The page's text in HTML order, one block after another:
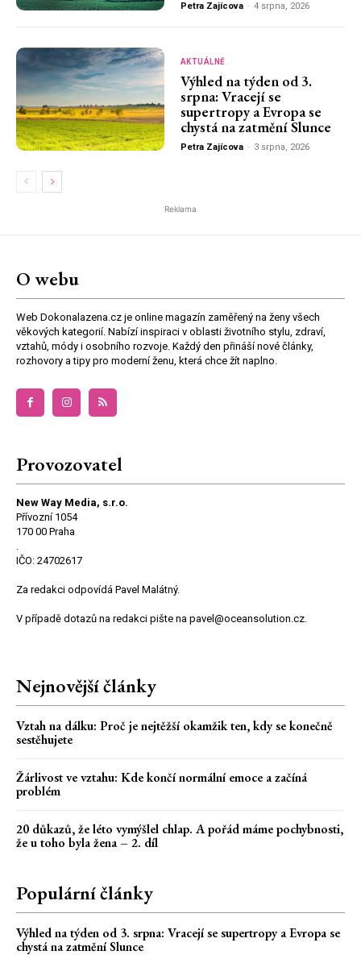
Petra Zajícova - 4 srpna, 2026
AKTUÁLNĚ
Výhled na týden od 3.
srpna: Vracejí se
supertropy a Evropa se
chystá na zatmění Slunce
Petra Zajícova - 3 srpna, 2026
Reklama
O webu
Web Dokonalazena.cz je online magazín zaměřený na ženy všech
věkových kategorií. Nabízí inspiraci v oblasti životního stylu, zdraví,
vztahů, módy i osobního rozvoje. Každý den přináší nové články,
rozhovory a tipy pro moderní ženu, která chce žít naplno.
Provozovatel
New Way Media, s.r.o.
Přívozní 1054
170 00 Praha
.
IČO: 24702617
Za redakci odpovídá Pavel Malátný.
V případě dotazů na redakci pište na pavel@oceansolution.cz.
Nejnovější články
Vztah na dálku: Proč je nejtěžší okamžik ten, kdy se konečně
sestěhujete
Žárlivost ve vztahu: Kde končí normální emoce a začíná
problém
20 důkazů, že léto vymýšlel chlap. A pořád máme pochybnosti,
že u toho byla žena – 2. díl
Populární články
Výhled na týden od 3. srpna: Vracejí se supertropy a Evropa se
chystá na zatmění Slunce